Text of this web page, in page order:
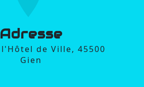
Adresse
Gien